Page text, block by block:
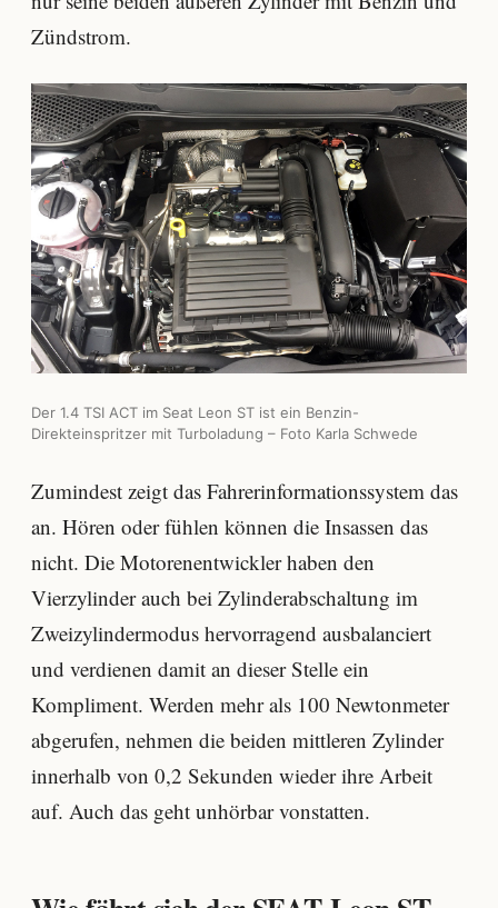
Zündstrom.
Der 1.4 TSI ACT im Seat Leon ST ist ein Benzin-
Direkteinspritzer mit Turboladung – Foto Karla Schwede
Zumindest zeigt das Fahrerinformationssystem das
an. Hören oder fühlen können die Insassen das
nicht. Die Motorenentwickler haben den
Vierzylinder auch bei Zylinderabschaltung im
Zweizylindermodus hervorragend ausbalanciert
und verdienen damit an dieser Stelle ein
Kompliment. Werden mehr als 100 Newtonmeter
abgerufen, nehmen die beiden mittleren Zylinder
innerhalb von 0,2 Sekunden wieder ihre Arbeit
auf. Auch das geht unhörbar vonstatten.